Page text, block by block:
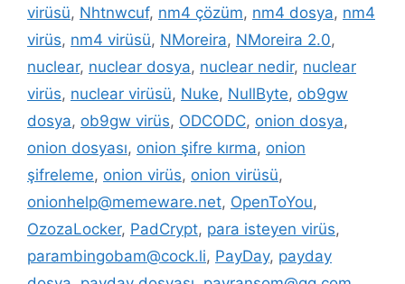
virüsü, Nhtnwcuf, nm4 çözüm, nm4 dosya, nm4
virüs, nm4 virüsü, NMoreira, NMoreira 2.0,
nuclear, nuclear dosya, nuclear nedir, nuclear
virüs, nuclear virüsü, Nuke, NullByte, ob9gw
dosya, ob9gw virüs, ODCODC, onion dosya,
onion dosyası, onion şifre kırma, onion
şifreleme, onion virüs, onion virüsü,
onionhelp@memeware.net, OpenToYou,
OzozaLocker, PadCrypt, para isteyen virüs,
parambingobam@cock.li, PayDay, payday